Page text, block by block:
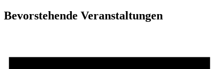
Bevorstehende Veranstaltungen